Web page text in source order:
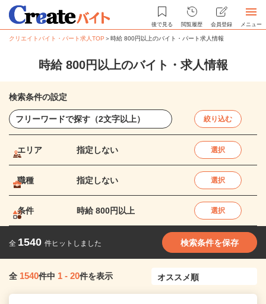
後で見る 閲覧履歴 会員登録 メニュー
クリエイトバイト・パート求人TOP ＞時給 800円以上のバイト・パート求人情報
時給 800円以上のバイト・求人情報
検索条件の設定
絞り込む
エリア 指定しない 選択
職種 指定しない 選択
条件 時給 800円以上 選択
全 1540 件ヒットしました 検索条件を保存
全 1540件中 1 - 20件を表示